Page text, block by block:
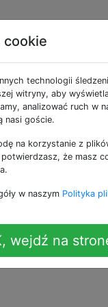
jest
biały?
i Xcode organizer
ale nie jestem
Czy to może być
ma jednego
cookie
technologii
witryny, aby
analizować ruch w
nasi goście.
na korzystanie z
że masz
w naszym Polityka
wejdź na